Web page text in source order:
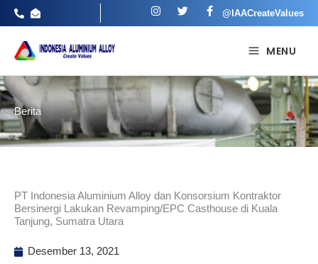
I
n
s
a
T
w
i
F
a
c
k
-
f
@IAACreateValues
Lewati
ke
konten
MENU
Berita
PT Indonesia Aluminium Alloy dan Konsorsium Kontraktor
Bersinergi Lakukan Revamping/EPC Casthouse di Kuala
Tanjung, Sumatra Utara
Desember 13, 2021